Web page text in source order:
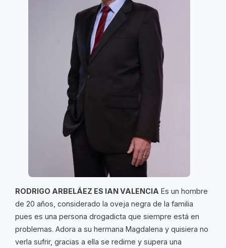
RODRIGO ARBELÁEZ ES IAN VALENCIA Es un hombre
de 20 años, considerado la oveja negra de la familia
pues es una persona drogadicta que siempre está en
problemas. Adora a su hermana Magdalena y quisiera no
verla sufrir, gracias a ella se redime y supera una